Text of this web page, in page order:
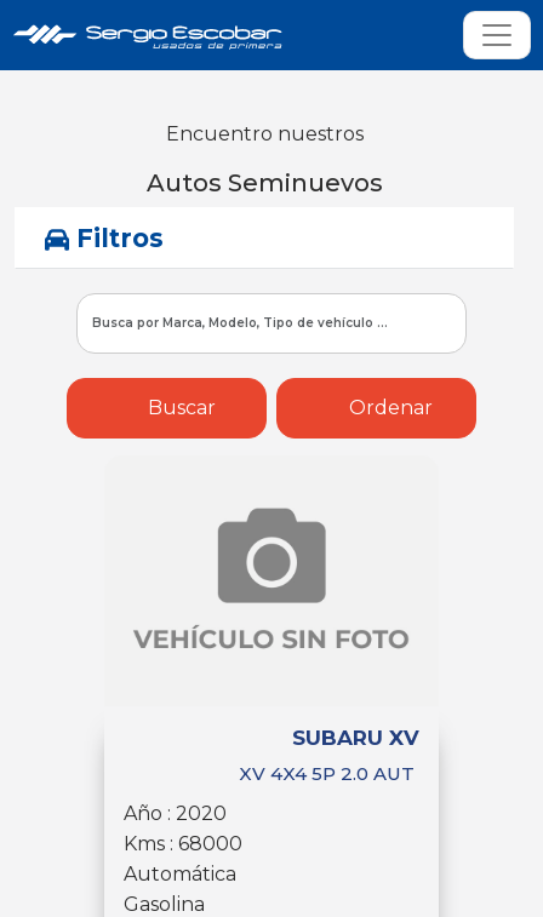
Encuentro nuestros
Autos Seminuevos
Filtros
Buscar Ordenar
SUBARU XV
XV 4X4 5P 2.0 AUT
Año : 2020
Kms : 68000
Automática
Gasolina